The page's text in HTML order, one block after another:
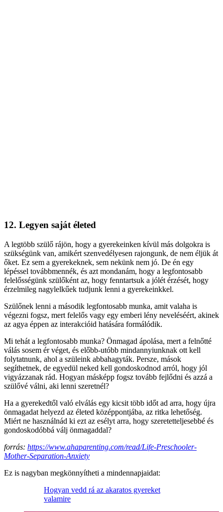
12. Legyen saját életed
A legtöbb szülő rájön, hogy a gyerekeinken kívül más dolgokra is
szükségünk van, amikért szenvedélyesen rajongunk, de nem éljük át
őket. Ez sem a gyerekeknek, sem nekünk nem jó. De én egy
lépéssel továbbmennék, és azt mondanám, hogy a legfontosabb
felelősségünk szülőként az, hogy fenntartsuk a jólét érzését, hogy
érzelmileg nagylelkűek tudjunk lenni a gyerekeinkkel.
Szülőnek lenni a második legfontosabb munka, amit valaha is
végezni fogsz, mert felelős vagy egy emberi lény neveléséért, akinek
az agya éppen az interakcióid hatására formálódik.
Mi tehát a legfontosabb munka? Önmagad ápolása, mert a felnőtté
válás sosem ér véget, és előbb-utóbb mindannyiunknak ott kell
folytatnunk, ahol a szüleink abbahagyták. Persze, mások
segíthetnek, de egyedül neked kell gondoskodnod arról, hogy jól
vigyázzanak rád. Hogyan másképp fogsz tovább fejlődni és azzá a
szülővé válni, aki lenni szeretnél?
Ha a gyerekedtől való elválás egy kicsit több időt ad arra, hogy újra
önmagadat helyezd az életed középpontjába, az ritka lehetőség.
Miért ne használnád ki ezt az esélyt arra, hogy szeretetteljesebbé és
gondoskodóbbá válj önmagaddal?
forrás: https://www.ahaparenting.com/read/Life-Preschooler-
Mother-Separation-Anxiety
Ez is nagyban megkönnyítheti a mindennapjaidat:
Hogyan vedd rá az akaratos gyereket
valamire